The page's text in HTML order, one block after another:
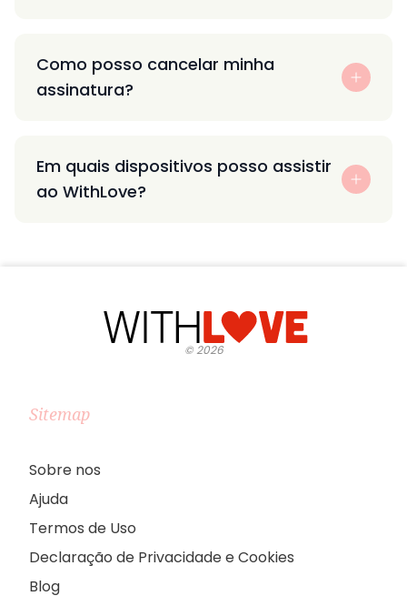
Como posso cancelar minha
assinatura?
Em quais dispositivos posso assistir
ao WithLove?
©2026
Sitemap
Sobre nos
Ajuda
Termos de Uso
Declaração de Privacidade e Cookies
Blog